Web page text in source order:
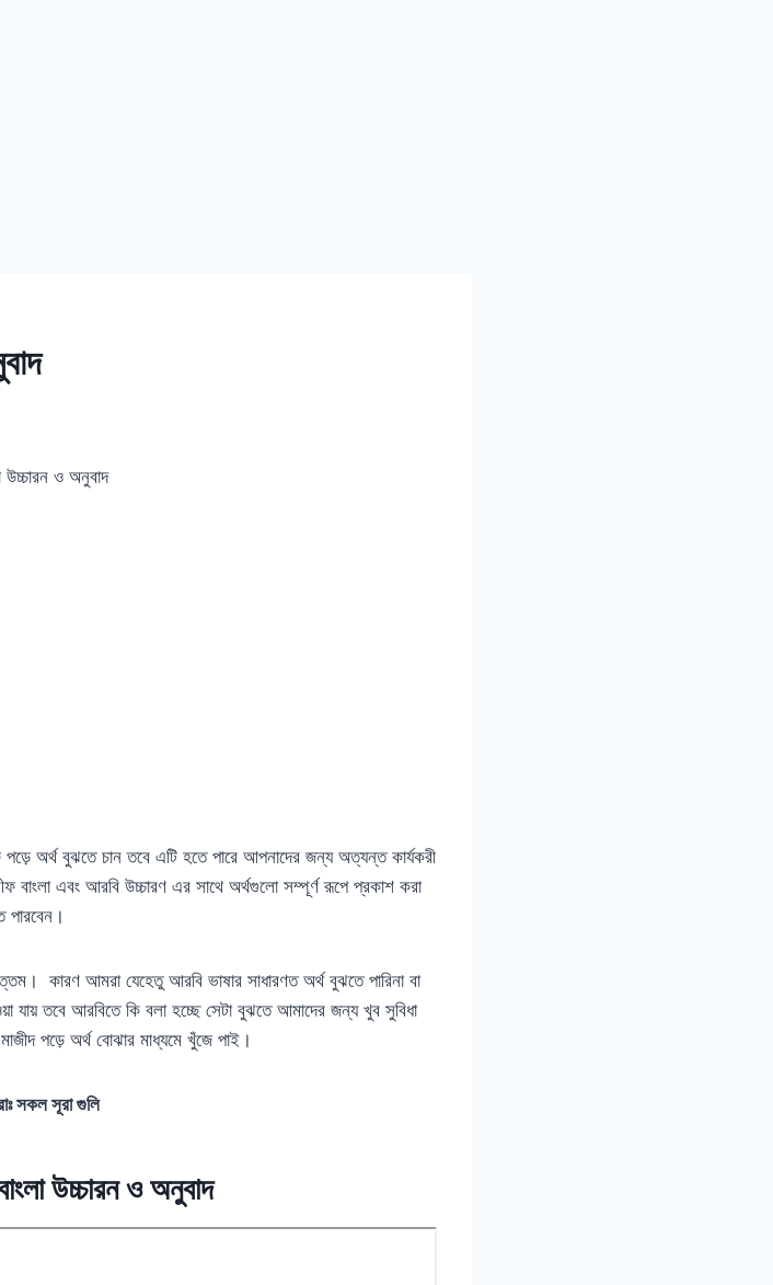
ও অনুবাদ
অর্থ বুঝতে চান তবে এটি হতে পারে আপনাদের জন্য অত্যন্ত কার্যকরী
এবং আরবি উচ্চারণ এর সাথে অর্থগুলো সম্পূর্ণ রূপে প্রকাশ করা
পারবেন।
কারণ আমরা যেহেতু আরবি ভাষার সাধারণত অর্থ বুঝতে পারিনা বা
যায় তবে আরবিতে কি বলা হচ্ছে সেটা বুঝতে আমাদের জন্য খুব সুবিধা
পড়ে অর্থ বোঝার মাধ্যমে খুঁজে পাই।
সকল সূরা গুলি
উচ্চারন ও অনুবাদ